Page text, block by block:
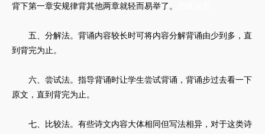
背下第一章安规律背其他两章就轻而易举了。
五、分解法。背诵内容较长时可将内容分解背诵由少到多，直
到背完为止。
六、尝试法。指导背诵时让学生尝试背诵，背诵步过去看一下
原文，直到背完为止。
七、比较法。有些诗文内容大体相同但写法相异，对于这类诗